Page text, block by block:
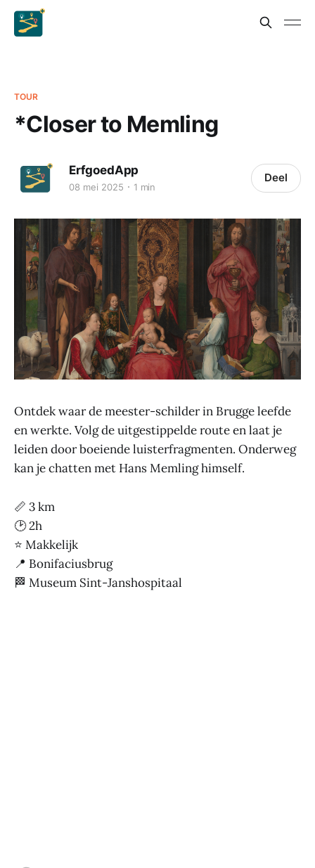
TOUR
*Closer to Memling
ErfgoedApp
08 mei 2025 1 min
Deel
Ontdek waar de meester-schilder in Brugge leefde
en werkte. Volg de uitgestippelde route en laat je
leiden door boeiende luisterfragmenten. Onderweg
kan je chatten met Hans Memling himself.
📏 3 km
🕑 2h
⭐ Makkelijk
📍 Bonifaciusbrug
🏁 Museum Sint-Janshospitaal